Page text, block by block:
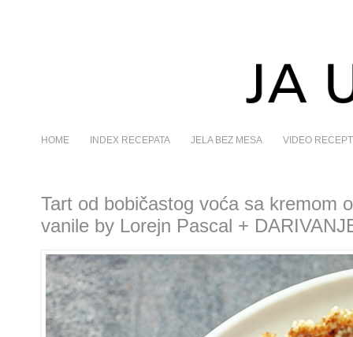
HOME INDEX RECEPATA JELA BEZ MESA VIDEO
Tart od bobičastog voća sa kremom
vanile by Lorejn Pascal +